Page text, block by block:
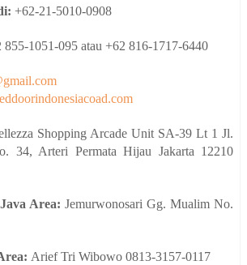
+62-21-5010-0908
855-1051-095 atau +62 816-1717-6440
Shopping Arcade Unit SA-39 Lt 1 Jl.
34, Arteri Permata Hijau Jakarta 12210
Area: Jemurwonosari Gg. Mualim No.
Arief Tri Wibowo 0813-3157-0117